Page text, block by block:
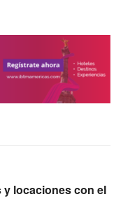
y locaciones con el